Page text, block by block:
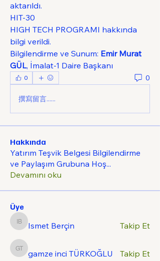
aktarıldı.
HIT-30
HIGH TECH PROGRAMI hakkında
bilgi verildi.
Bilgilendirme ve Sunum: Emir Murat
GÜL, İmalat-1 Daire Başkanı
0 0
撰寫留言......
Hakkında
Yatırım Teşvik Belgesi Bilgilendirme
ve Paylaşım Grubuna Hoş...
Devamını oku
Üye
Ismet Berçin
Ismet Berçin Takip Et
gamze inci TÜRKOĞLU
gamze inci TÜRKOĞLU Takip Et